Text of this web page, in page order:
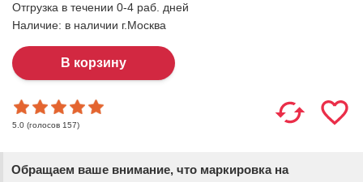
Отгрузка в течении 0-4 раб. дней
Наличие: в наличии г.Москва
5.0 (голосов 157)
Обращаем ваше внимание, что маркировка на